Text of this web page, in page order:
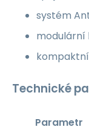
systém
modulární
Technické
Parametr